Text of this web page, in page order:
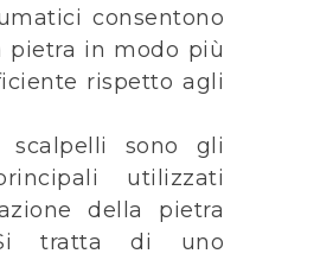
consentono
pietra in modo più
rispetto agli
scalpelli sono gli
utilizzati
della pietra
tratta di uno